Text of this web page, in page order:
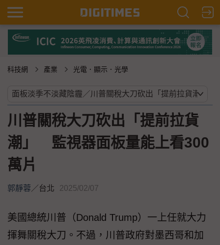
科技網 產業 光電．顯示．光學
川普關稅大刀砍出「提前拉貨
潮」 監視器面板量能上看300
萬片
郭靜蓉／台北 2025/02/07
美國總統川普（Donald Trump）一上任就大力
揮舞關稅大刀。不過，川普政府對墨西哥和加